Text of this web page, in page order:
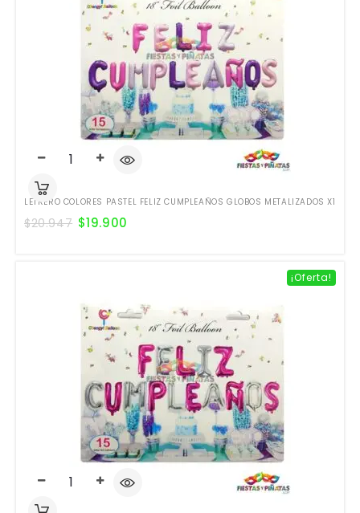
LETRERO COLORES PASTEL FELIZ CUMPLEAÑOS GLOBOS METALIZADOS X1
$20.947 $19.900
¡Oferta!